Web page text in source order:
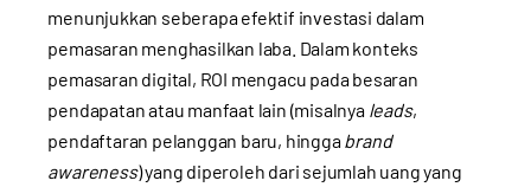
menunjukkan seberapa efektif investasi dalam
pemasaran menghasilkan laba. Dalam konteks
pemasaran digital, ROI mengacu pada besaran
pendapatan atau manfaat lain (misalnya leads,
pendaftaran pelanggan baru, hinggabrand
awareness) yang diperoleh dari sejumlah uang yang